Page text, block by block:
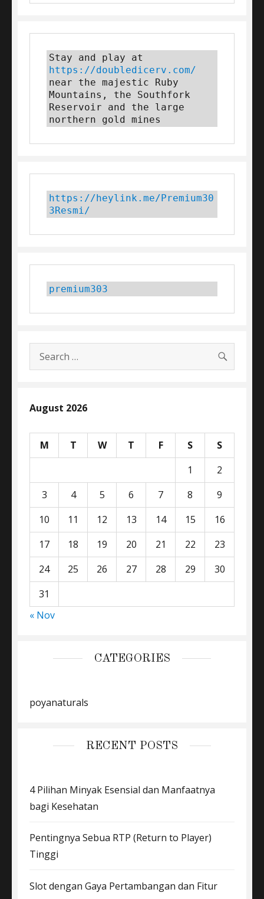
https://doubledicerv.com/
near the majestic Ruby
Mountains, the Southfork
Reservoir and the large
northern gold mines
https://heylink.me/Premium30
3Resmi/
premium303
Search
for:
August 2026
M T W T F S
S
1
2
3
4 5 6 7 8
9
10
11 12 13 14 15
16
17
18 19 20 21 22
23
24
25 26 27 28 29
30
31
« Nov
CATEGORIES
poyanaturals
RECENT POSTS
4 Pilihan Minyak Esensial dan Manfaatnya
bagi Kesehatan
Pentingnya Sebua RTP (Return to Player)
Tinggi
Slot dengan Gaya Pertambangan dan Fitur